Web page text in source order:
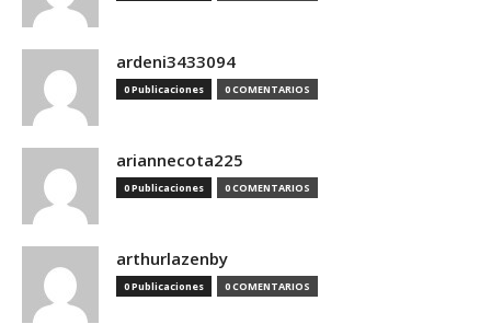
ardeni3433094
0 Publicaciones 0 COMENTARIOS
ariannecota225
0 Publicaciones 0 COMENTARIOS
arthurlazenby
0 Publicaciones 0 COMENTARIOS